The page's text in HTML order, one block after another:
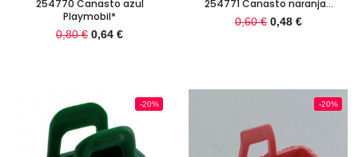
254770 Canasto azul
Playmobil*
0,80 € 0,64 €
254771 Canasto naranja...
0,60 € 0,48 €
-20% -20%